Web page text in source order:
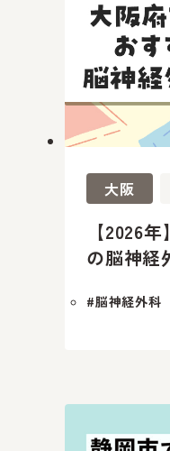
大阪
【2026
の脳神経
#脳神経外科